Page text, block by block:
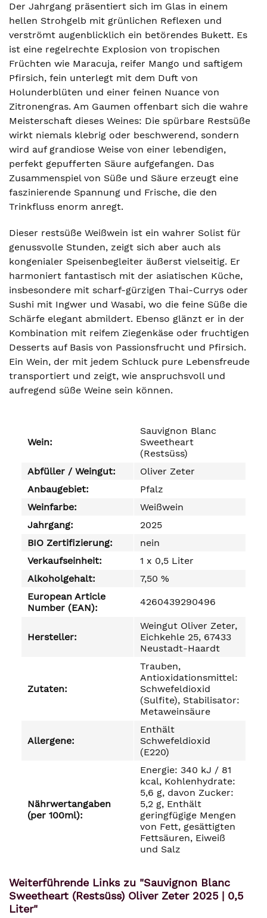
Der Jahrgang präsentiert sich im Glas in einem
hellen Strohgelb mit grünlichen Reflexen und
verströmt augenblicklich ein betörendes Bukett. Es
ist eine regelrechte Explosion von tropischen
Früchten wie Maracuja, reifer Mango und saftigem
Pfirsich, fein unterlegt mit dem Duft von
Holunderblüten und einer feinen Nuance von
Zitronengras. Am Gaumen offenbart sich die wahre
Meisterschaft dieses Weines: Die spürbare Restsüße
wirkt niemals klebrig oder beschwerend, sondern
wird auf grandiose Weise von einer lebendigen,
perfekt gepufferten Säure aufgefangen. Das
Zusammenspiel von Süße und Säure erzeugt eine
faszinierende Spannung und Frische, die den
Trinkfluss enorm anregt.
Dieser restsüße Weißwein ist ein wahrer Solist für
genussvolle Stunden, zeigt sich aber auch als
kongenialer Speisenbegleiter äußerst vielseitig. Er
harmoniert fantastisch mit der asiatischen Küche,
insbesondere mit scharf-gürzigen Thai-Currys oder
Sushi mit Ingwer und Wasabi, wo die feine Süße die
Schärfe elegant abmildert. Ebenso glänzt er in der
Kombination mit reifem Ziegenkäse oder fruchtigen
Desserts auf Basis von Passionsfrucht und Pfirsich.
Ein Wein, der mit jedem Schluck pure Lebensfreude
transportiert und zeigt, wie anspruchsvoll und
aufregend süße Weine sein können.
Wein:
Sauvignon Blanc
Sweetheart
(Restsüss)
Abfüller / Weingut:
Oliver Zeter
Anbaugebiet:
Pfalz
Weinfarbe:
Weißwein
Jahrgang:
2025
BIO Zertifizierung:
nein
Verkaufseinheit:
1 x 0,5 Liter
Alkoholgehalt:
7,50 %
European Article
Number (EAN):
4260439290496
Hersteller:
Weingut Oliver Zeter,
Eichkehle 25, 67433
Neustadt-Haardt
Zutaten:
Trauben,
Antioxidationsmittel:
Schwefeldioxid
(Sulfite), Stabilisator:
Metaweinsäure
Allergene:
Enthält
Schwefeldioxid
(E220)
Nährwertangaben
(per 100ml):
Energie: 340 kJ / 81
kcal, Kohlenhydrate:
5,6 g, davon Zucker:
5,2 g, Enthält
geringfügige Mengen
von Fett, gesättigten
Fettsäuren, Eiweiß
und Salz
Weiterführende Links zu "Sauvignon Blanc
Sweetheart (Restsüss) Oliver Zeter 2025 | 0,5
Liter"